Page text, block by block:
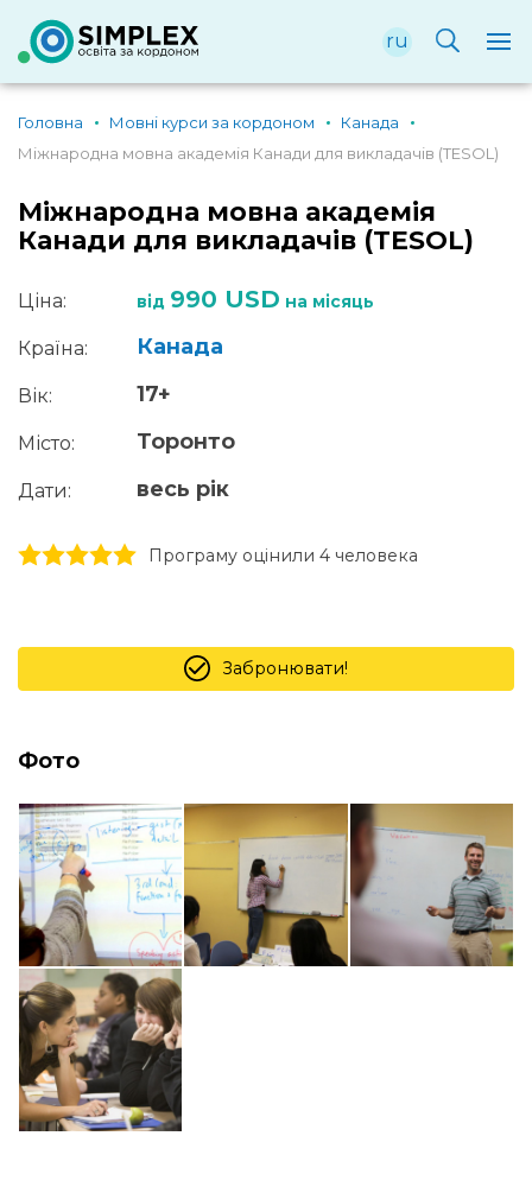
ru
Головна Мовні курси за кордоном
Канада
Міжнародна мовна академія Канади для викладачів (TESOL)
Міжнародна мовна академія
Канади для викладачів (TESOL)
Ціна: від 990 USD на місяць
Країна: Канада
Вік: 17+
Місто: Торонто
Дати: весь рік
5 stars
4 stars
3 stars
2 stars
1 stars Програму оцінили 4 человекa
Забронювати!
Фото